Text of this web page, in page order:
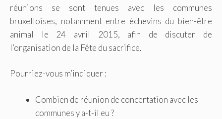
réunions se sont tenues avec les communes
bruxelloises, notamment entre échevins du bien-être
animal le 24 avril 2015, afin de discuter de
l’organisation de la Fête du sacrifice.
Pourriez-vous m’indiquer :
Combien de réunion de concertation avec les
communes y a-t-il eu ?